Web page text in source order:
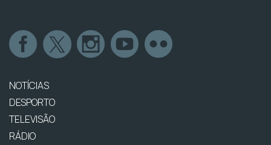
NOTÍCIAS
DESPORTO
TELEVISÃO
RÁDIO